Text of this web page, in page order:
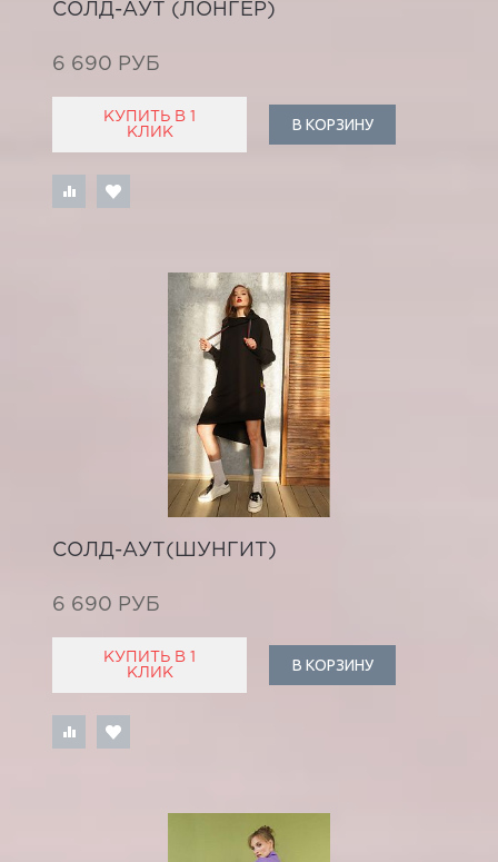
СОЛД-АУТ (ЛОНГЕР)
6 690 РУБ
КУПИТЬ В 1
КЛИК
В КОРЗИНУ
СОЛД-АУТ(ШУНГИТ)
6 690 РУБ
КУПИТЬ В 1
КЛИК
В КОРЗИНУ